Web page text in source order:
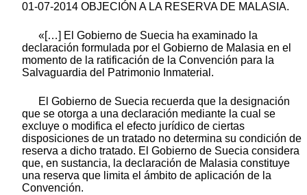
01-07-2014 OBJECIÓN A LA RESERVA DE MALASIA.
«[…] El Gobierno de Suecia ha examinado la
declaración formulada por el Gobierno de Malasia en el
momento de la ratificación de la Convención para la
Salvaguardia del Patrimonio Inmaterial.
El Gobierno de Suecia recuerda que la designación
que se otorga a una declaración mediante la cual se
excluye o modifica el efecto jurídico de ciertas
disposiciones de un tratado no determina su condición de
reserva a dicho tratado. El Gobierno de Suecia considera
que, en sustancia, la declaración de Malasia constituye
una reserva que limita el ámbito de aplicación de la
Convención.